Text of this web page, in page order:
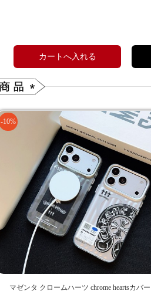
カートへ入れる
-10%
マゼンタ クロームハーツ chrome heartsカバー